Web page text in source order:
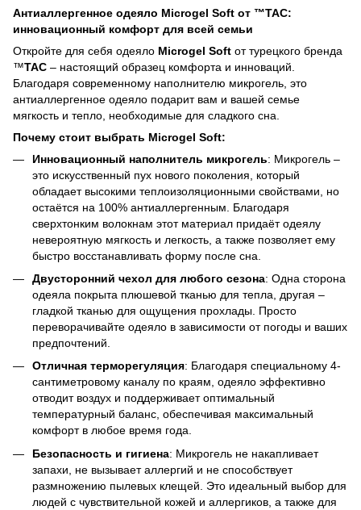
Антиаллергенное одеяло Microgel Soft от ™TAC:
инновационный комфорт для всей семьи
Откройте для себя одеяло Microgel Soft от турецкого бренда
™TAC – настоящий образец комфорта и инноваций.
Благодаря современному наполнителю микрогель, это
антиаллергенное одеяло подарит вам и вашей семье
мягкость и тепло, необходимые для сладкого сна.
Почему стоит выбрать Microgel Soft:
Инновационный наполнитель микрогель: Микрогель –
это искусственный пух нового поколения, который
обладает высокими теплоизоляционными свойствами, но
остаётся на 100% антиаллергенным. Благодаря
сверхтонким волокнам этот материал придаёт одеялу
невероятную мягкость и легкость, а также позволяет ему
быстро восстанавливать форму после сна.
Двусторонний чехол для любого сезона: Одна сторона
одеяла покрыта плюшевой тканью для тепла, другая –
гладкой тканью для ощущения прохлады. Просто
переворачивайте одеяло в зависимости от погоды и ваших
предпочтений.
Отличная терморегуляция: Благодаря специальному 4-
сантиметровому каналу по краям, одеяло эффективно
отводит воздух и поддерживает оптимальный
температурный баланс, обеспечивая максимальный
комфорт в любое время года.
Безопасность и гигиена: Микрогель не накапливает
запахи, не вызывает аллергий и не способствует
размножению пылевых клещей. Это идеальный выбор для
людей с чувствительной кожей и аллергиков, а также для